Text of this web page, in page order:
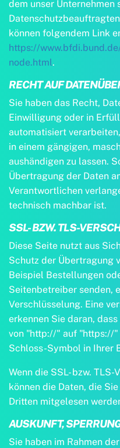
dem unser Unternehmen
können folgendem Link
https://
node.html.
RECHT AUF
Sie haben das Recht,
Einwilligung oder in
automatisiert
in einem gängigen,
aushändigen zu lassen.
Übertragung der Daten
Verantwortlichen
technisch machbar ist.
SSL- BZW. TLS-
Diese Seite nutzt aus
Schutz der Übertragung
Beispiel Bestellungen
Seitenbetreiber senden,
Verschlüsselung. Eine
erkennen Sie daran,
von "http://" auf "https://"
Schloss-Symbol in Ihrer
Wenn die SSL- bzw.
können die Daten, die
Dritten mitgelesen
AUSKUNFT,
Sie haben im Rahmen